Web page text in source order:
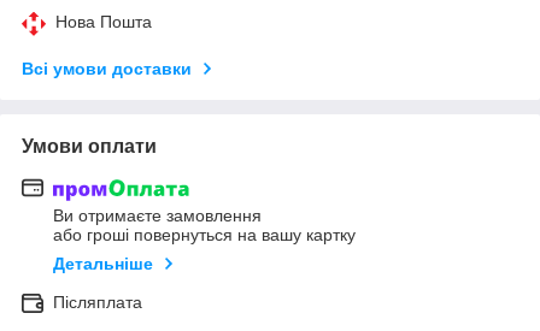
Нова Пошта
Всі умови доставки
Умови оплати
Ви отримаєте замовлення
або гроші повернуться на вашу картку
Детальніше
Післяплата